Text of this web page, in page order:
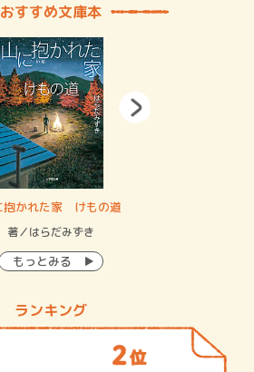
おすすめ文庫本
抱かれた家 けもの道
著／はらだみずき
もっとみる
ランキング